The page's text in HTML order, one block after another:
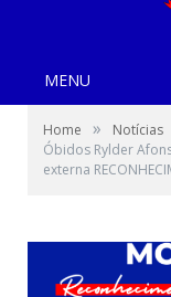
MENU
Home » Notícias
Óbidos Rylder
externa